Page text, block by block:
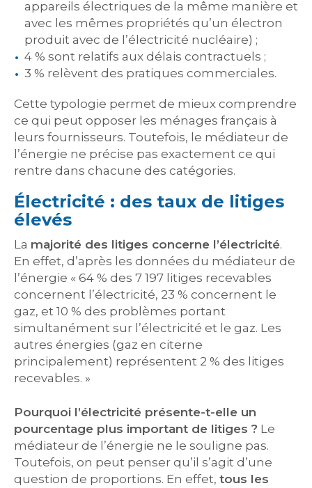
appareils électriques de la même manière et
avec les mêmes propriétés qu’un électron
produit avec de l’électricité nucléaire) ;
4 % sont relatifs aux délais contractuels ;
3 % relèvent des pratiques commerciales.
Cette typologie permet de mieux comprendre
ce qui peut opposer les ménages français à
leurs fournisseurs. Toutefois, le médiateur de
l’énergie ne précise pas exactement ce qui
rentre dans chacune des catégories.
Électricité : des taux de litiges
élevés
La majorité des litiges concerne l’électricité.
En effet, d’après les données du médiateur de
l’énergie « 64 % des 7 197 litiges recevables
concernent l’électricité, 23 % concernent le
gaz, et 10 % des problèmes portant
simultanément sur l’électricité et le gaz. Les
autres énergies (gaz en citerne
principalement) représentent 2 % des litiges
recevables. »
Pourquoi l’électricité présente-t-elle un
pourcentage plus important de litiges ? Le
médiateur de l’énergie ne le souligne pas.
Toutefois, on peut penser qu’il s’agit d’une
question de proportions. En effet, tous les